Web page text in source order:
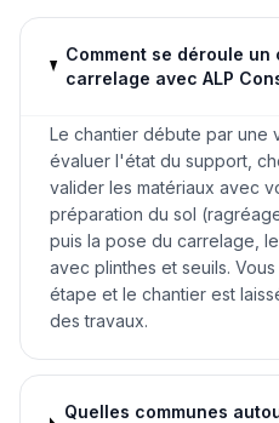
Comment se déroule
carrelage avec ALP
Le chantier débute par une
évaluer l'état du support,
valider les matériaux avec
préparation du sol
puis la pose du carrelage,
avec plinthes et seuils.
étape et le chantier est
des travaux.
Quelles communes